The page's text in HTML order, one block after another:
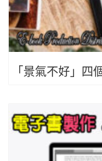
「景氣不好」四